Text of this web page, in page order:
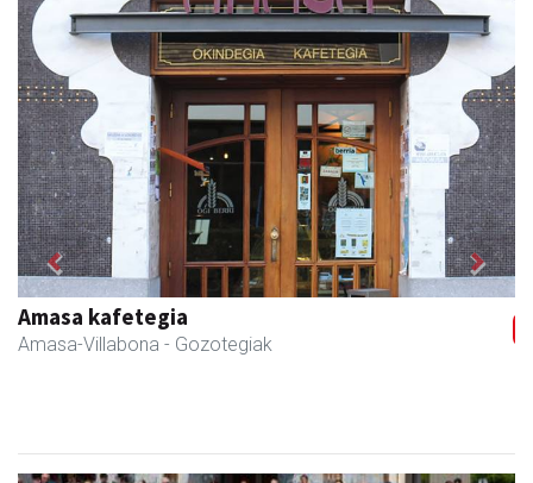
Amasa kafetegia
Amasa-Villabona - Gozotegiak
Previous Next